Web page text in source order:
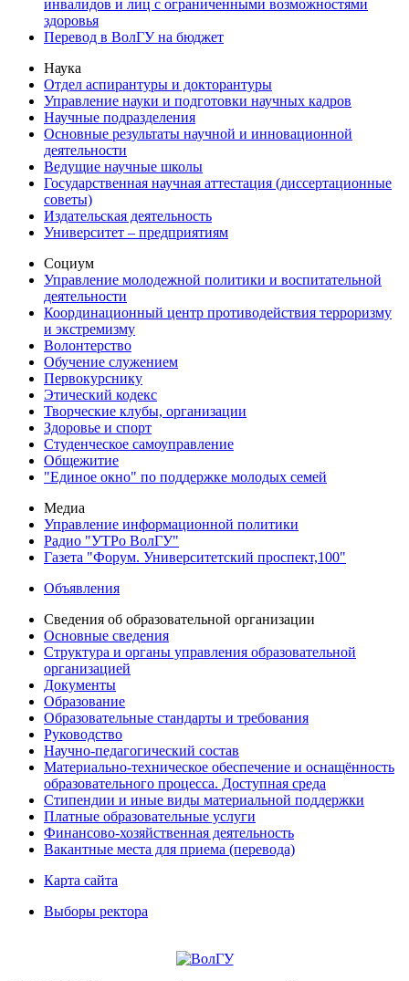
инвалидов и лиц с ограниченными возможностями
здоровья
Перевод в ВолГУ на бюджет
Наука
Отдел аспирантуры и докторантуры
Управление науки и подготовки научных кадров
Научные подразделения
Основные результаты научной и инновационной
деятельности
Ведущие научные школы
Государственная научная аттестация (диссертационные
советы)
Издательская деятельность
Университет – предприятиям
Социум
Управление молодежной политики и воспитательной
деятельности
Координационный центр противодействия терроризму
и экстремизму
Волонтерство
Обучение служением
Первокурснику
Этический кодекс
Творческие клубы, организации
Здоровье и спорт
Студенческое самоуправление
Общежитие
"Единое окно" по поддержке молодых семей
Медиа
Управление информационной политики
Радио "УТРо ВолГУ"
Газета "Форум. Университетский проспект,100"
Объявления
Сведения об образовательной организации
Основные сведения
Структура и органы управления образовательной
организацией
Документы
Образование
Образовательные стандарты и требования
Руководство
Научно-педагогический состав
Материально-техническое обеспечение и оснащённость
образовательного процесса. Доступная среда
Стипендии и иные виды материальной поддержки
Платные образовательные услуги
Финансово-хозяйственная деятельность
Вакантные места для приема (перевода)
Карта сайта
Выборы ректора